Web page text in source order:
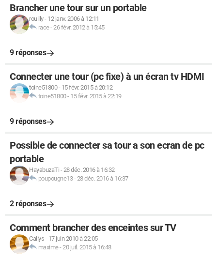
Brancher une tour sur un portable
rouilly- 12 janv. 2006 à 12:11
race-26 févr. 2012 à 15:45
9 réponses
Connecter une tour (pc fixe) à un écran tv HDMI
toine51800- 15 févr. 2015 à 20:12
toine51800- 15 févr. 2015 à 22:19
9 réponses
Possible de connecter sa tour a son ecran de pc
portable
HayabuzaTi -28 déc. 2016 à 16:32
poupougne13-28 déc. 2016 à 16:37
2 réponses
Comment brancher des enceintes sur TV
Callys - 17 juin 2010 à 22:05
maxime-20 juil. 2015 à 16:48